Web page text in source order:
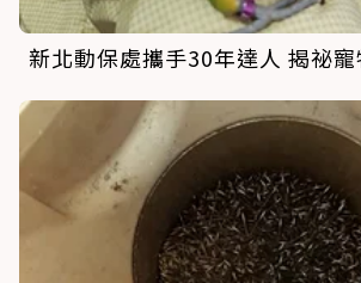
新北動保處攜手30年達人 揭祕